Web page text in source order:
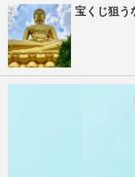
宝くじ狙う